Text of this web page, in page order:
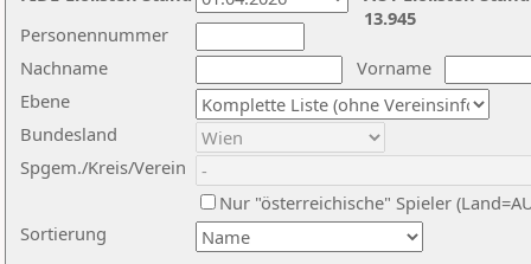
Nachname
Vorname
Ebene
Sortierung
Personennummer
Bundesland
Spgem./Kreis/Verein
Nur "österreichische" Spieler
13.945